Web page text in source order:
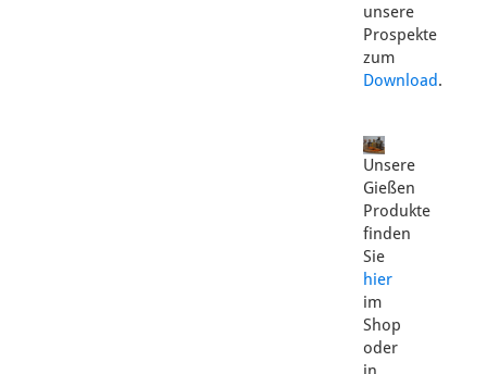
unsere
Prospekte
zum
Download.
Unsere
Gießen
Produkte
finden
Sie
hier
im
Shop
oder